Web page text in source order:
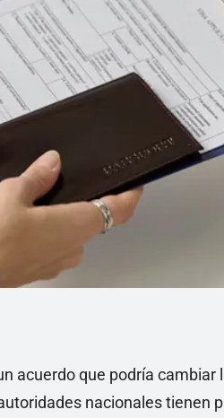
acuerdo que podría cambiar
nacionales tienen